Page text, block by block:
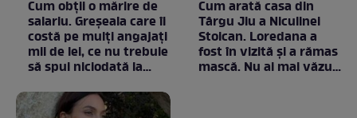
Cum obții o mărire de
salariu. Greșeala care îi
costă pe mulți angajați
mii de lei, ce nu trebuie
să spui niciodată la
Cum arată casa din
Târgu Jiu a Niculinei
Stoican. Loredana a
fost în vizită și a rămas
mască. Nu ai mai văzut